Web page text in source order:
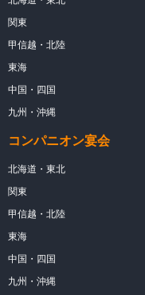
関東
甲信越・北陸
東海
中国・四国
九州・沖縄
コンパニオン宴会
北海道・東北
関東
甲信越・北陸
東海
中国・四国
九州・沖縄